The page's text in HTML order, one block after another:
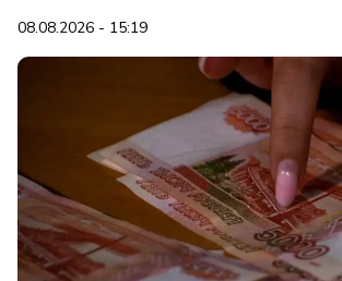
08.08.2026 - 15:19